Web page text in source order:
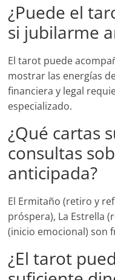
¿Puede el
si jubilarme
El tarot puede
mostrar las energías
financiera y legal
especializado.
¿Qué cartas
consultas
anticipada?
El Ermitaño (retiro y
próspera), La Estrella
(inicio emocional) son
¿El tarot